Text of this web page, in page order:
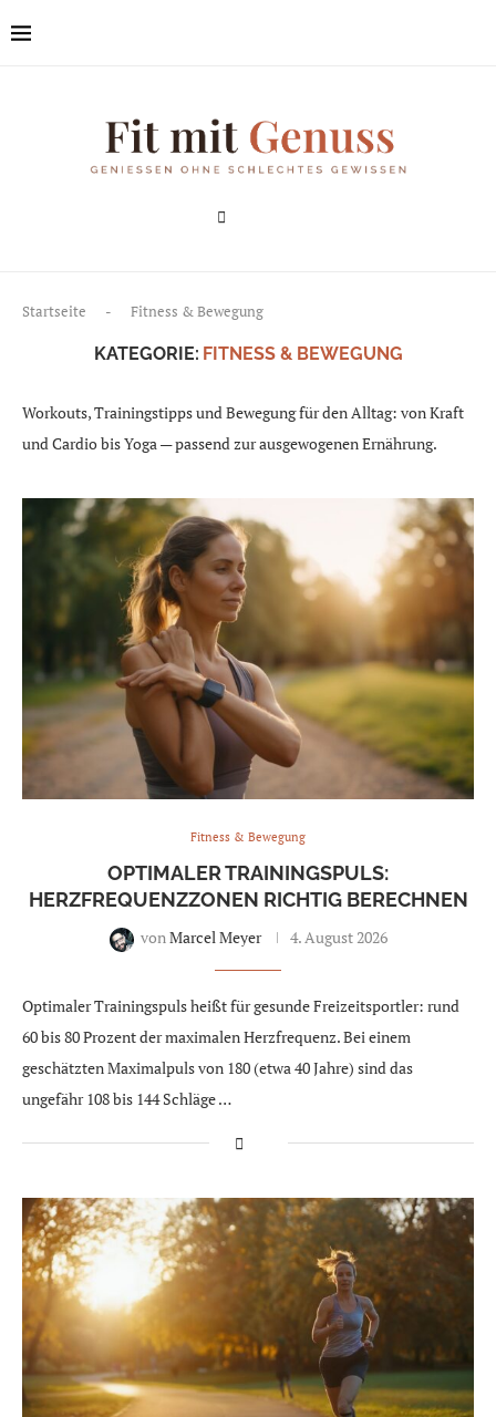
Startseite - Fitness & Bewegung
KATEGORIE: FITNESS & BEWEGUNG
Workouts, Trainingstipps und Bewegung für den Alltag: von Kraft
und Cardio bis Yoga — passend zur ausgewogenen Ernährung.
Fitness & Bewegung
OPTIMALER TRAININGSPULS:
HERZFREQUENZZONEN RICHTIG BERECHNEN
vonMarcel Meyer 4. August 2026
Optimaler Trainingspuls heißt für gesunde Freizeitsportler: rund
60 bis 80 Prozent der maximalen Herzfrequenz. Bei einem
geschätzten Maximalpuls von 180 (etwa 40 Jahre) sind das
ungefähr 108 bis 144 Schläge …